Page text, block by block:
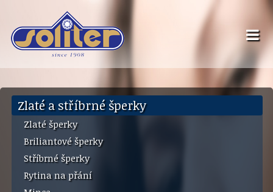
Zlaté a stříbrné šperky
Zlaté šperky
Briliantové šperky
Stříbrné šperky
Rytina na přání